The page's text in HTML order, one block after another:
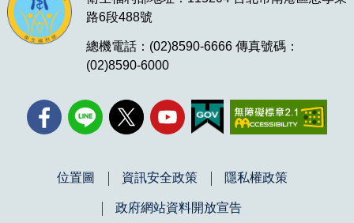
路6段488號
總機電話：(02)8590-6666 傳真號碼：
(02)8590-6000
位置圖 資訊安全政策 隱私權政策
政府網站資料開放宣告